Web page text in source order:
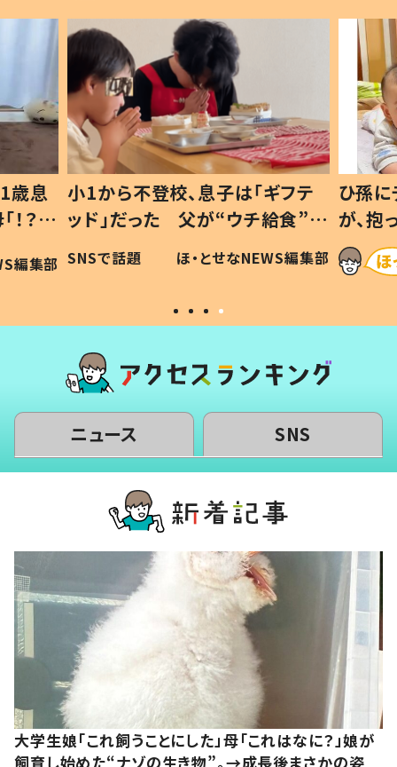
歳息
？」
編集部
小1から不登校、息子は「ギフテ
ッド」だった 父が“ウチ給食”を
作り続ける理由とは #令和の親
#令和の子
SNSで話題 ほ・とせなNEWS編集部
ひ孫
が、
「涙が
い」
ニュース SNS
大学生娘「これ飼うことにした」母「これはなに？」娘が
飼育し始めた“ナゾの生き物”。→成長後まさかの姿